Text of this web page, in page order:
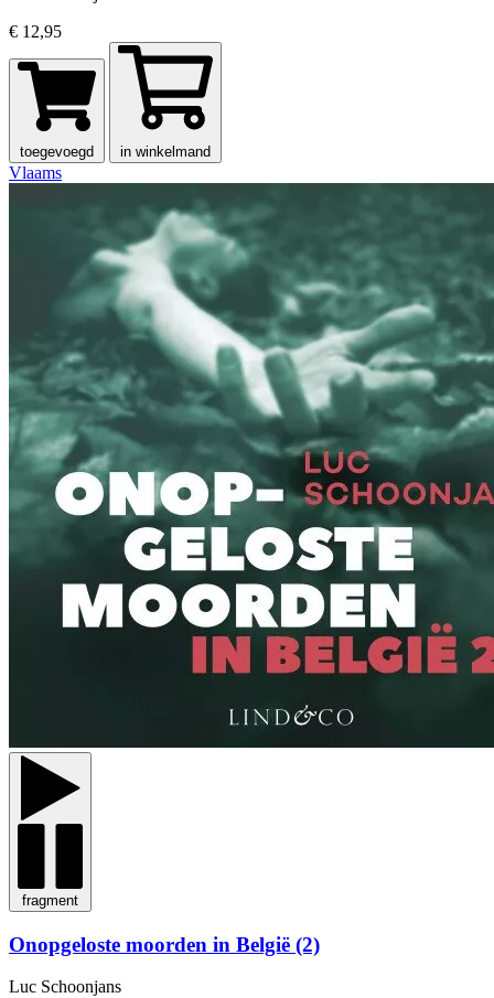
€ 12,95
toegevoegd in winkelmand
Vlaams
fragment
Onopgeloste moorden in België (2)
Luc Schoonjans